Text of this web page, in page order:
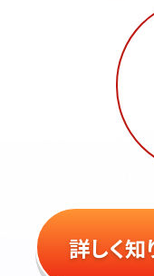
詳しく